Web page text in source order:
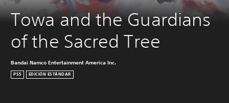
Towa and the Guardians
of the Sacred Tree
Bandai Namco Entertainment America Inc.
PS5 EDICIÓN ESTÁNDAR